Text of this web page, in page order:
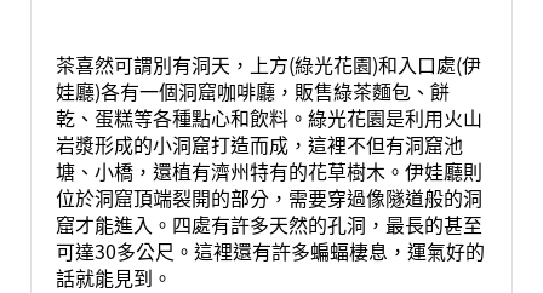
茶喜然可謂別有洞天，上方(綠光花園)和入口處(伊
娃廳)各有一個洞窟咖啡廳，販售綠茶麵包、餅
乾、蛋糕等各種點心和飲料。綠光花園是利用火山
岩漿形成的小洞窟打造而成，這裡不但有洞窟池
塘、小橋，還植有濟州特有的花草樹木。伊娃廳則
位於洞窟頂端裂開的部分，需要穿過像隧道般的洞
窟才能進入。四處有許多天然的孔洞，最長的甚至
可達30多公尺。這裡還有許多蝙蝠棲息，運氣好的
話就能見到。